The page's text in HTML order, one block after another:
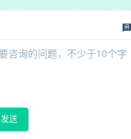
发送